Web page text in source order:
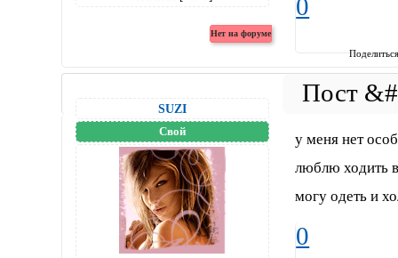
0
SUZI
Свой
у меня нет
люблю ходить
могу одеть и
0